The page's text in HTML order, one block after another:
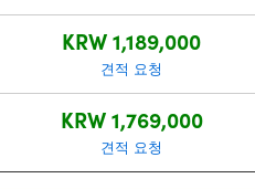
KRW 1,189,000
견적 요청
KRW 1,769,000
견적 요청